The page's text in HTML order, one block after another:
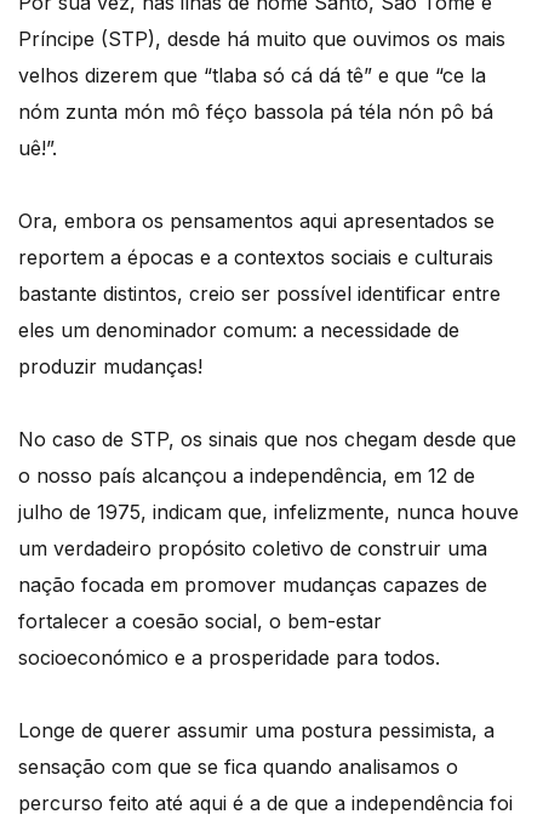
Príncipe (STP), desde há muito que ouvimos os mais
velhos dizerem que “tlaba só cá dá tê” e que “ce la
nóm zunta món mô féço bassola pá téla nón pô bá
uê!”.
Ora, embora os pensamentos aqui apresentados se
reportem a épocas e a contextos sociais e culturais
bastante distintos, creio ser possível identificar entre
eles um denominador comum: a necessidade de
produzir mudanças!
No caso de STP, os sinais que nos chegam desde que
o nosso país alcançou a independência, em 12 de
julho de 1975, indicam que, infelizmente, nunca houve
um verdadeiro propósito coletivo de construir uma
nação focada em promover mudanças capazes de
fortalecer a coesão social, o bem-estar
socioeconómico e a prosperidade para todos.
Longe de querer assumir uma postura pessimista, a
sensação com que se fica quando analisamos o
percurso feito até aqui é a de que a independência foi